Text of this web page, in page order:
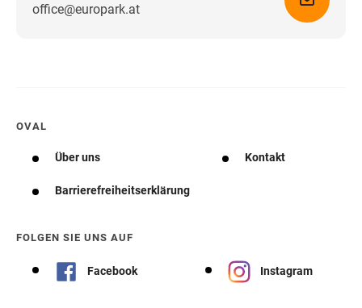
office@europark.atWegbeschreibung erhalten
OVAL
Über uns Kontakt
Barrierefreiheitserklärung
FOLGEN SIE UNS AUF
Facebook Instagram